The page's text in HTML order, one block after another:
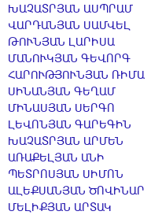
ԽԱՉԱՏՐՅԱՆ ԱՍՊՐԱՄ
ՎԱՐԴԱՆՅԱՆ ՍԱՄՎԵԼ
ԹՈՒՆՅԱՆ ԼԱՐԻՍԱ
ՄԱՆՈՒԿՅԱՆ ԳԵՎՈՐԳ
ՀԱՐՈՒԹՅՈՒՆՅԱՆ ՌԻՄԱ
ՍԻՆԱՆՅԱՆ ԳԵՂԱՄ
ՄԻՆԱՍՅԱՆ ՍԵՐԳՈ
ԼԵՎՈՆՅԱՆ ԳԱՐԵԳԻՆ
ԽԱՉԱՏՐՅԱՆ ԱՐՄԵՆ
ԱՌԱՔԵԼՅԱՆ ԱՆԻ
ՊԵՏՐՈՍՅԱՆ ՍԻՄՈՆ
ԱԼԵՔՍԱՆՅԱՆ ԾՈՎԻՆԱՐ
ՄԵԼԻՔՅԱՆ ԱՐՏԱԿ